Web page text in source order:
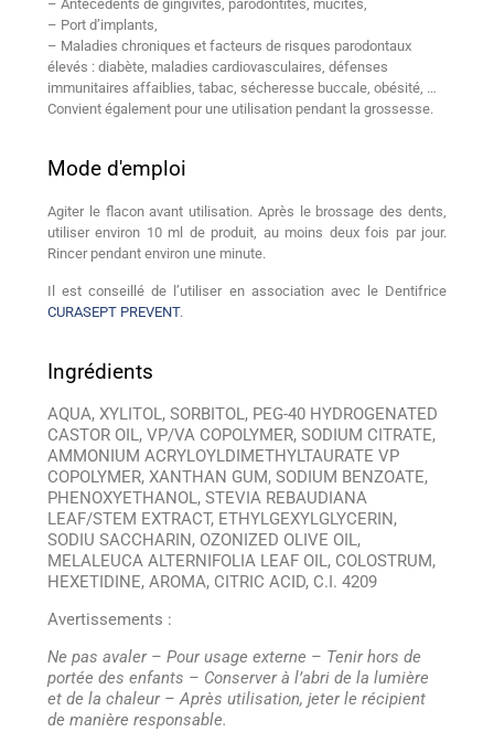
– Antécédents de gingivites, parodontites, mucites,
– Port d’implants,
– Maladies chroniques et facteurs de risques parodontaux
élevés : diabète, maladies cardiovasculaires, défenses
immunitaires affaiblies, tabac, sécheresse buccale, obésité, …
Convient également pour une utilisation pendant la grossesse.
Mode d'emploi
Agiter le flacon avant utilisation. Après le brossage des dents,
utiliser environ 10 ml de produit, au moins deux fois par jour.
Rincer pendant environ une minute.
Il est conseillé de l’utiliser en association avec le Dentifrice
CURASEPT PREVENT.
Ingrédients
AQUA, XYLITOL, SORBITOL, PEG-40 HYDROGENATED
CASTOR OIL, VP/VA COPOLYMER, SODIUM CITRATE,
AMMONIUM ACRYLOYLDIMETHYLTAURATE VP
COPOLYMER, XANTHAN GUM, SODIUM BENZOATE,
PHENOXYETHANOL, STEVIA REBAUDIANA
LEAF/STEM EXTRACT, ETHYLGEXYLGLYCERIN,
SODIU SACCHARIN, OZONIZED OLIVE OIL,
MELALEUCA ALTERNIFOLIA LEAF OIL, COLOSTRUM,
HEXETIDINE, AROMA, CITRIC ACID, C.I. 4209
Avertissements :
Ne pas avaler – Pour usage externe – Tenir hors de
portée des enfants – Conserver à l’abri de la lumière
et de la chaleur – Après utilisation, jeter le récipient
de manière responsable.